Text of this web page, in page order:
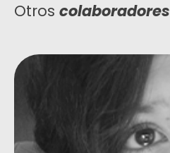
Otros colaboradores